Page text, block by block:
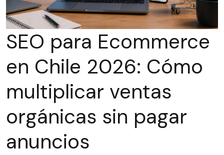
SEO para Ecommerce
en Chile 2026: Cómo
multiplicar ventas
orgánicas sin pagar
anuncios